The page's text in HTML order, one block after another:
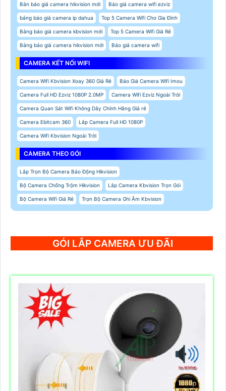
Bản báo giá camera hikvision mới Báo giá camera wifi ezviz
bảng báo giá camera ip dahua Top 5 Camera Wifi Cho Gia Đình
Bảng báo giá camera kbvision mới Top 5 Camera Wifi Giá Rẻ
Bảng báo giá camera hikvision mới Báo giá camera wifi
CAMERA KẾT NỐI WIFI
Camera Wifi Kbvision Xoay 360 Giá Rẻ Báo Giá Camera Wifi Imou
Camera Full HD Ezviz 1080P 2.0MP Camera Wifi Ezviz Ngoài Trời
Camera Quan Sát Wifi Không Dây Chính Hãng Giá rẻ
Camera Ebitcam 360 Lắp Camera Full HD 1080P
Camera Wifi Kbvision Ngoài Trời
CAMERA THEO GÓI
Lắp Trọn Bộ Camera Báo Động Hikvision
Bộ Camera Chống Trộm Hikvision Lắp Camera Kbvision Trọn Gói
Bộ Camera Wifi Giá Rẻ Trọn Bộ Camera Ghi Âm Kbvision
GÓI LẮP CAMERA ƯU ĐÃI